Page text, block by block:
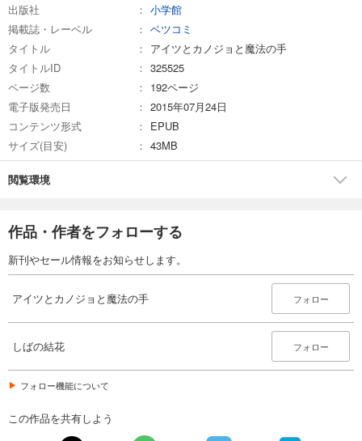
出版社
小学館
掲載誌・レーベル
ベツコミ
タイトル
アイツとカノジョと魔法の手
タイトルID
325525
ページ数
192ページ
電子版発売日
2015年07月24日
コンテンツ形式
EPUB
サイズ(目安)
43MB
閲覧環境
作品・作者をフォローする
新刊やセール情報をお知らせします。
アイツとカノジョと魔法の手 フォロー
しばの結花 フォロー
フォロー機能について
この作品を共有しよう